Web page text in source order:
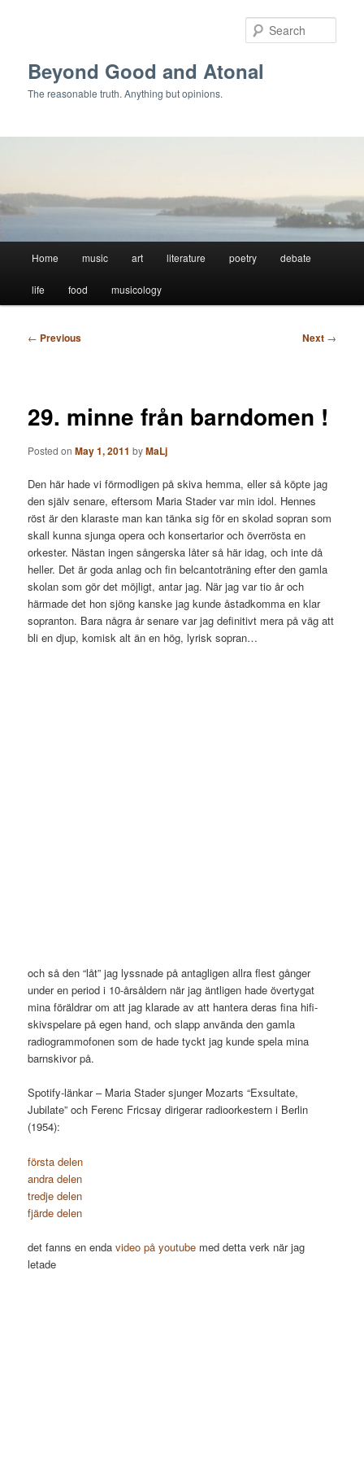
Beyond Good and Atonal
The reasonable truth. Anything but opinions.
Home music art literature poetry debate
life food musicology
Post
← Previous Next →
29. minne från barndomen !
Posted onMay 1, 2011 byMaLj
Den här hade vi förmodligen på skiva hemma, eller så köpte jag
den själv senare, eftersom Maria Stader var min idol. Hennes
röst är den klaraste man kan tänka sig för en skolad sopran som
skall kunna sjunga opera och konsertarior och överrösta en
orkester. Nästan ingen sångerska låter så här idag, och inte då
heller. Det är goda anlag och fin belcantoträning efter den gamla
skolan som gör det möjligt, antar jag. När jag var tio år och
härmade det hon sjöng kanske jag kunde åstadkomma en klar
sopranton. Bara några år senare var jag definitivt mera på väg att
bli en djup, komisk alt än en hög, lyrisk sopran…
och så den “låt” jag lyssnade på antagligen allra flest gånger
under en period i 10-årsåldern när jag äntligen hade övertygat
mina föräldrar om att jag klarade av att hantera deras fina hifi-
skivspelare på egen hand, och slapp använda den gamla
radiogrammofonen som de hade tyckt jag kunde spela mina
barnskivor på.
Spotify-länkar – Maria Stader sjunger Mozarts “Exsultate,
Jubilate” och Ferenc Fricsay dirigerar radioorkestern i Berlin
(1954):
första delen
andra delen
tredje delen
fjärde delen
det fanns en endavideo på youtube med detta verk när jag
letade